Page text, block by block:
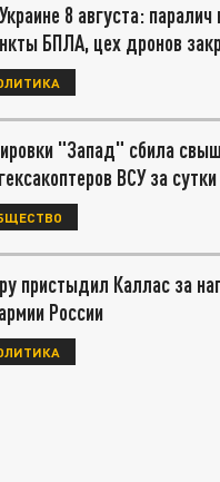
8 августа:
БПЛА, цех дронов
"Запад" сбила
ВСУ за сутки
пристыдил Каллас за
России